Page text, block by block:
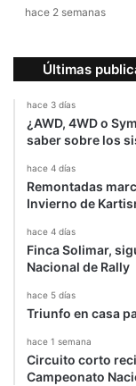
t
o
s
hace 2 semanas
Últimas
hace 3 días
¿AWD, 4WD o
saber sobre los
hace 4 días
Remontadas
Invierno de
hace 4 días
Finca Solimar,
Nacional de Rally
hace 5 días
Triunfo en casa
hace 1 semana
Circuito corto
Campeonato